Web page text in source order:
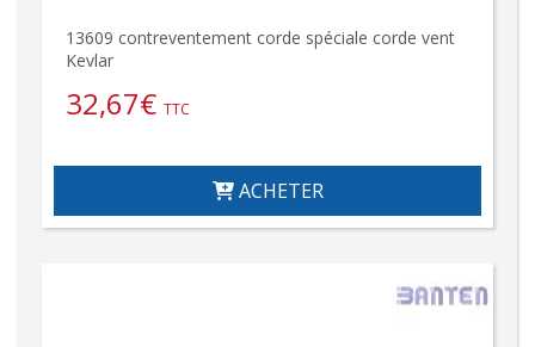
13609 contreventement corde spéciale corde vent
Kevlar
32,67€ TTC
ACHETER